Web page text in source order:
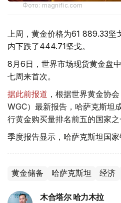
Фото: magnific.com
上周，黄金价格为61 889.33坚
内下跌了444.71坚戈。
8月6日，世界市场现货黄金盘
七周来首次。
据此前报道 ，根据世界黄金协
WGC）最新报告，哈萨克斯坦
行黄金购买量排名前五的国家之
季度报告显示，哈萨克斯坦国家
黄金储备 哈萨克斯坦 经济
木合塔尔 哈力木拉